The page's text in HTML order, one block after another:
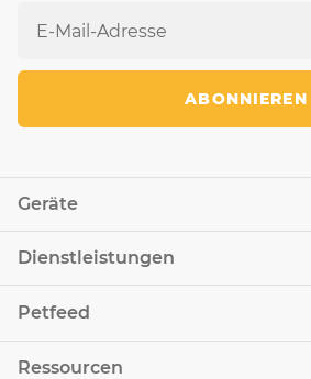
Geräte
Dienstleistungen
Petfeed
Ressourcen
ABONNIEREN